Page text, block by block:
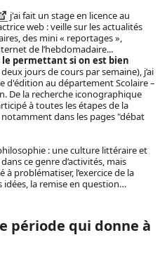
j'ai fait un stage en licence au
web : veille sur les actualités
des mini « reportages »,
de l’hebdomadaire...
permettant si on est bien
jours de cours par semaine), j’ai
d'édition au département Scolaire –
De la recherche iconographique
à toutes les étapes de la
dans les pages "débat
: une culture littéraire et
ce genre d’activités, mais
problématiser, l’exercice de la
idées, la remise en question…
période qui donne à